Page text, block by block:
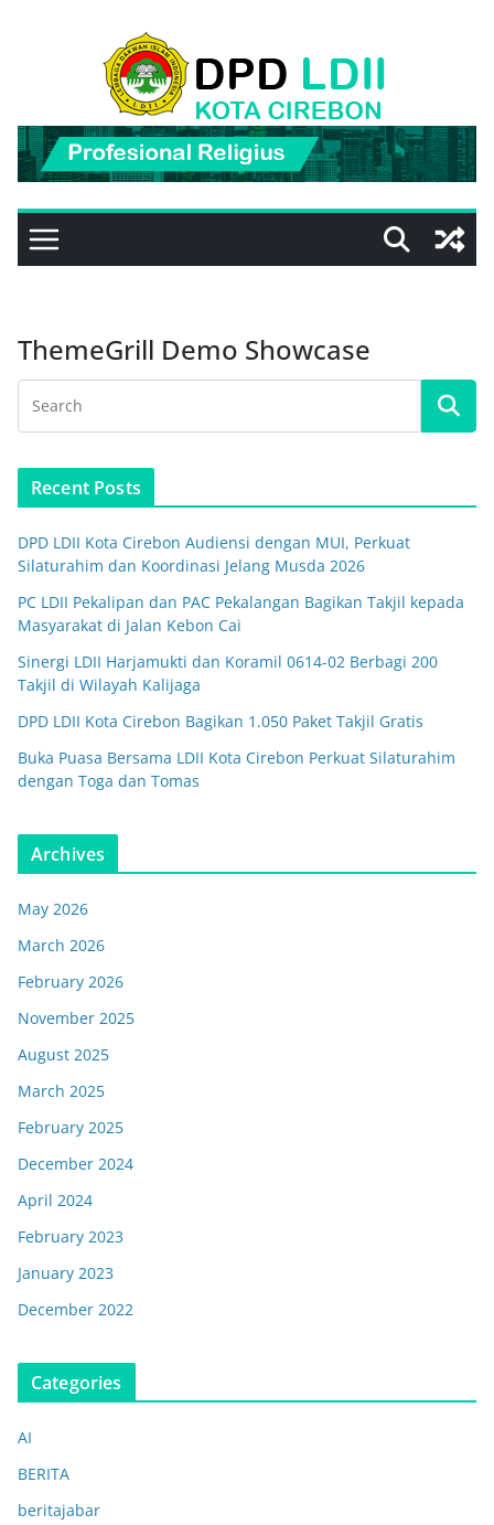
ThemeGrill Demo Showcase
Recent Posts
DPD LDII Kota Cirebon Audiensi dengan MUI, Perkuat
Silaturahim dan Koordinasi Jelang Musda 2026
PC LDII Pekalipan dan PAC Pekalangan Bagikan Takjil kepada
Masyarakat di Jalan Kebon Cai
Sinergi LDII Harjamukti dan Koramil 0614-02 Berbagi 200
Takjil di Wilayah Kalijaga
DPD LDII Kota Cirebon Bagikan 1.050 Paket Takjil Gratis
Buka Puasa Bersama LDII Kota Cirebon Perkuat Silaturahim
dengan Toga dan Tomas
Archives
May 2026
March 2026
February 2026
November 2025
August 2025
March 2025
February 2025
December 2024
April 2024
February 2023
January 2023
December 2022
Categories
AI
BERITA
beritajabar